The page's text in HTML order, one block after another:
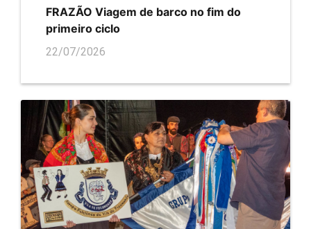
FRAZÃO Viagem de barco no fim do
primeiro ciclo
22/07/2026